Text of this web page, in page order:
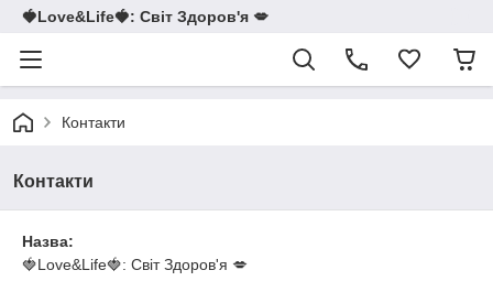
🍓Love&Life🍓: Світ Здоров'я 💋
Контакти
Контакти
Назва:
🍓Love&Life🍓: Світ Здоров'я 💋